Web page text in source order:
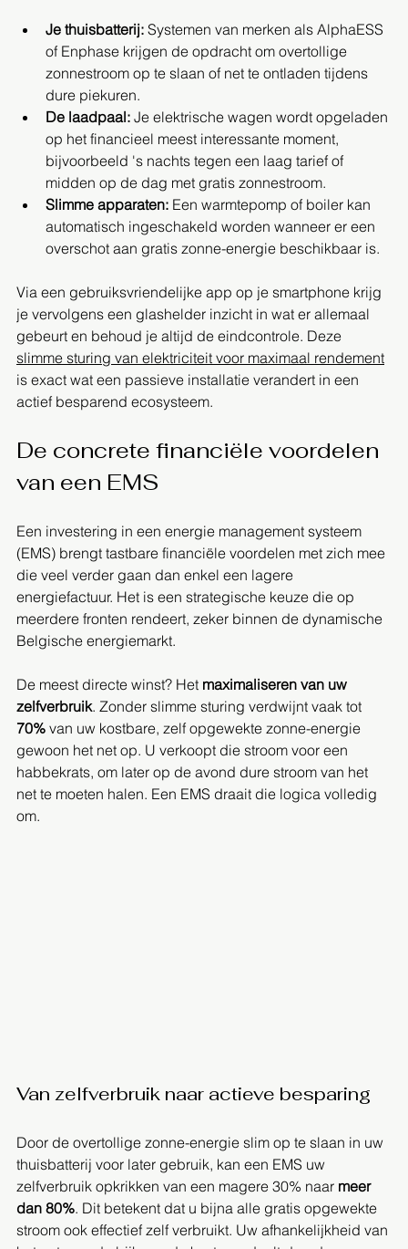
Je thuisbatterij: Systemen van merken als AlphaESS
of Enphase krijgen de opdracht om overtollige
zonnestroom op te slaan of net te ontladen tijdens
dure piekuren.
De laadpaal: Je elektrische wagen wordt opgeladen
op het financieel meest interessante moment,
bijvoorbeeld 's nachts tegen een laag tarief of
midden op de dag met gratis zonnestroom.
Slimme apparaten: Een warmtepomp of boiler kan
automatisch ingeschakeld worden wanneer er een
overschot aan gratis zonne-energie beschikbaar is.
Via een gebruiksvriendelijke app op je smartphone krijg
je vervolgens een glashelder inzicht in wat er allemaal
gebeurt en behoud je altijd de eindcontrole. Deze
slimme sturing van elektriciteit voor maximaal rendement
is exact wat een passieve installatie verandert in een
actief besparend ecosysteem.
De concrete financiële voordelen
van een EMS
Een investering in een energie management systeem
(EMS) brengt tastbare financiële voordelen met zich mee
die veel verder gaan dan enkel een lagere
energiefactuur. Het is een strategische keuze die op
meerdere fronten rendeert, zeker binnen de dynamische
Belgische energiemarkt.
De meest directe winst? Het maximaliseren van uw
zelfverbruik. Zonder slimme sturing verdwijnt vaak tot
70% van uw kostbare, zelf opgewekte zonne-energie
gewoon het net op. U verkoopt die stroom voor een
habbekrats, om later op de avond dure stroom van het
net te moeten halen. Een EMS draait die logica volledig
om.
Van zelfverbruik naar actieve besparing
Door de overtollige zonne-energie slim op te slaan in uw
thuisbatterij voor later gebruik, kan een EMS uw
zelfverbruik opkrikken van een magere 30% naar meer
dan 80%. Dit betekent dat u bijna alle gratis opgewekte
stroom ook effectief zelf verbruikt. Uw afhankelijkheid van